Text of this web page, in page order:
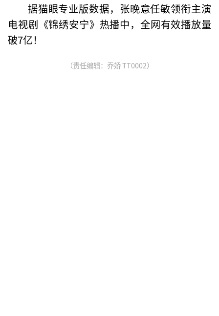
据猫眼专业版数据，张晚意任敏领衔主演
电视剧《锦绣安宁》热播中，全网有效播放量
破7亿！
（责任编辑：乔娇 TT0002）